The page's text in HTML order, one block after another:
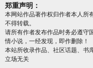
郑重声明：
本网站作品著作权归作者本人所
不得转载。
请所有作者发布作品时务必遵守
情小说，一经发现，即作删除！
本站所收录作品、社区话题、书
立场无关